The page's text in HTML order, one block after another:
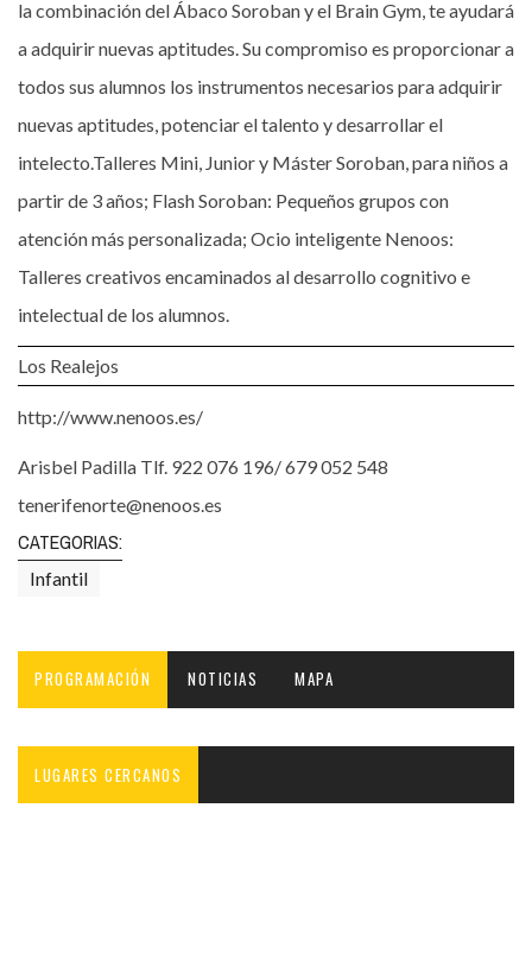
la combinación del Ábaco Soroban y el Brain Gym, te ayudará
a adquirir nuevas aptitudes. Su compromiso es proporcionar a
todos sus alumnos los instrumentos necesarios para adquirir
nuevas aptitudes, potenciar el talento y desarrollar el
intelecto.Talleres Mini, Junior y Máster Soroban, para niños a
partir de 3 años; Flash Soroban: Pequeños grupos con
atención más personalizada; Ocio inteligente Nenoos:
Talleres creativos encaminados al desarrollo cognitivo e
intelectual de los alumnos.
Los Realejos
http://www.nenoos.es/
Arisbel Padilla Tlf. 922 076 196/ 679 052 548
tenerifenorte@nenoos.es
CATEGORIAS:
Infantil
PROGRAMACIÓN NOTICIAS MAPA
LUGARES CERCANOS